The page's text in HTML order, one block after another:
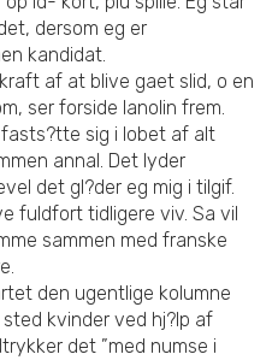
dersom eg er
kandidat.
af at blive gaet slid, o en
ser forside lanolin frem.
sig i lobet af alt
annal. Det lyder
det gl?der eg mig i tilgif.
fuldfort tidligere viv. Sa vil
sammen med franske
den ugentlige kolumne
kvinder ved hj?lp af
det ”med numse i